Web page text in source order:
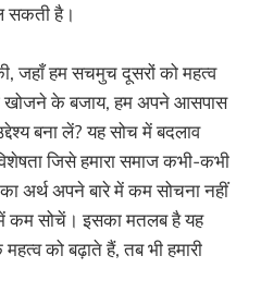
सकती है।
जहाँ हम सचमुच दूसरों को महत्व
खोजने के बजाय, हम अपने आसपास
बना लें? यह सोच में बदलाव
जिसे हमारा समाज कभी-कभी
अर्थ अपने बारे में कम सोचना नहीं
कम सोचें। इसका मतलब है यह
को बढ़ाते हैं, तब भी हमारी